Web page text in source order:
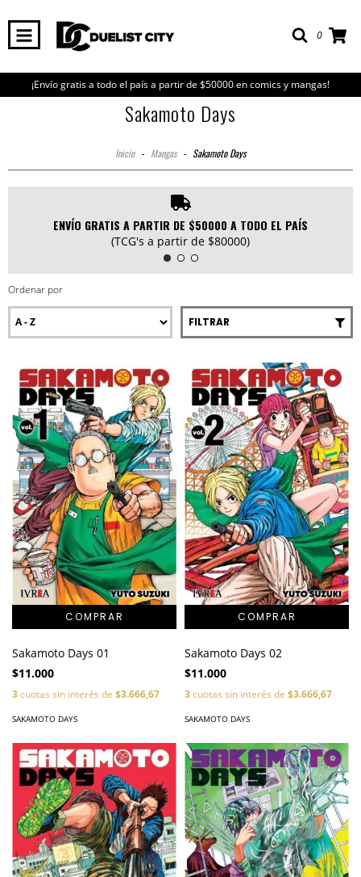
0
¡Envío gratis a todo el país a partir de $50000 en comics y mangas!
Sakamoto Days
Inicio - Mangas - Sakamoto Days
ENVÍO GRATIS A PARTIR DE $50000 A TODO EL PAÍS
(TCG's a partir de $80000)
Ordenar por
FILTRAR
Sakamoto Days 01
$11.000
3cuotas sin interés de $3.666,67
SAKAMOTO DAYS
Sakamoto Days 02
$11.000
3cuotas sin interés de $3.666,67
SAKAMOTO DAYS